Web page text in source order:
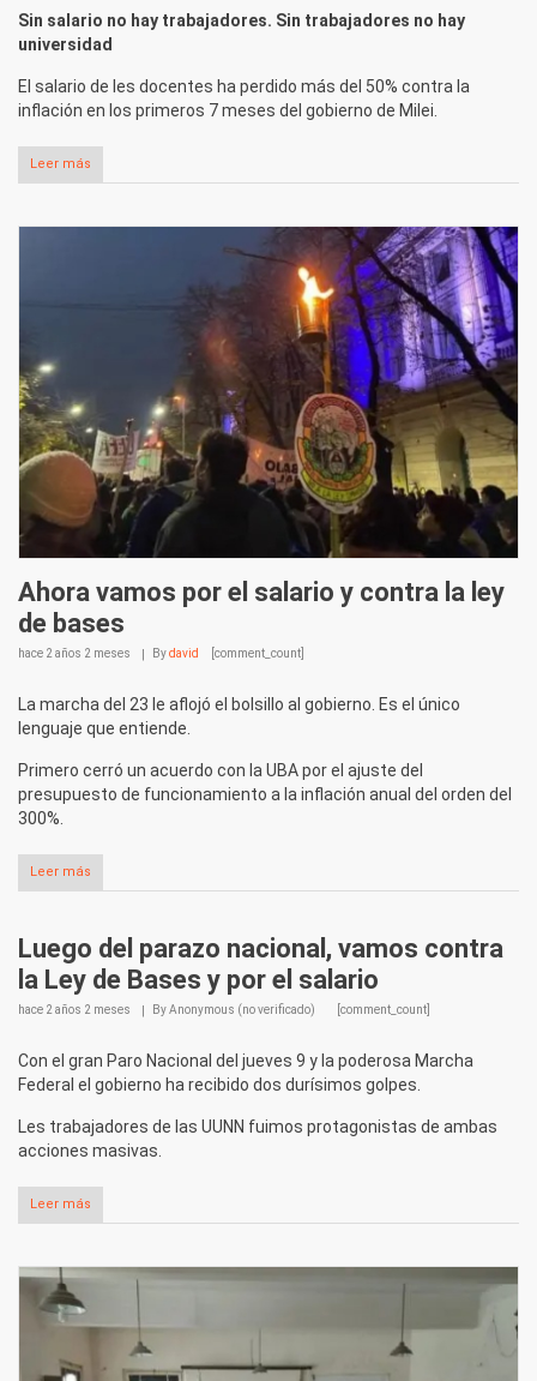
Sin salario no hay trabajadores. Sin trabajadores no hay
universidad
El salario de les docentes ha perdido más del 50% contra la
inflación en los primeros 7 meses del gobierno de Milei.
Leer más
Ahora vamos por el salario y contra la ley
de bases
hace 2 años 2 meses Bydavid [comment_count]
La marcha del 23 le aflojó el bolsillo al gobierno. Es el único
lenguaje que entiende.
Primero cerró un acuerdo con la UBA por el ajuste del
presupuesto de funcionamiento a la inflación anual del orden del
300%.
Leer más
Luego del parazo nacional, vamos contra
la Ley de Bases y por el salario
hace 2 años 2 meses ByAnonymous (no verificado) [comment_count]
Con el gran Paro Nacional del jueves 9 y la poderosa Marcha
Federal el gobierno ha recibido dos durísimos golpes.
Les trabajadores de las UUNN fuimos protagonistas de ambas
acciones masivas.
Leer más